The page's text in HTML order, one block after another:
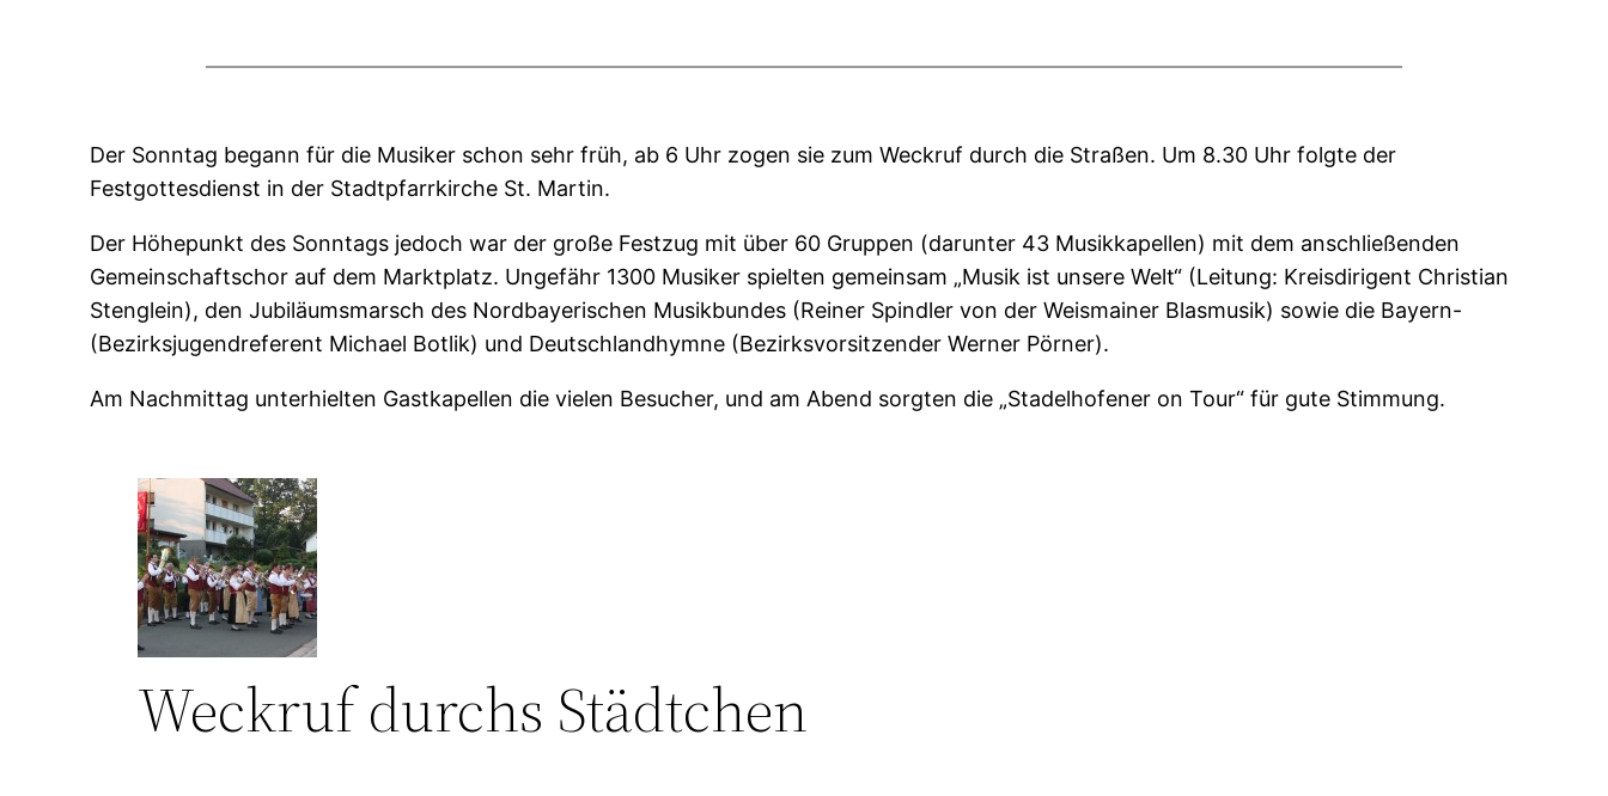
Der Sonntag begann für die Musiker schon sehr früh, ab 6 Uhr zogen sie zum Weckruf durch die Straßen. Um 8.30 Uhr folgte der
Festgottesdienst in der Stadtpfarrkirche St. Martin.
Der Höhepunkt des Sonntags jedoch war der große Festzug mit über 60 Gruppen (darunter 43 Musikkapellen) mit dem anschließenden
Gemeinschaftschor auf dem Marktplatz. Ungefähr 1300 Musiker spielten gemeinsam „Musik ist unsere Welt“ (Leitung: Kreisdirigent Christian
Stenglein), den Jubiläumsmarsch des Nordbayerischen Musikbundes (Reiner Spindler von der Weismainer Blasmusik) sowie die Bayern-
(Bezirksjugendreferent Michael Botlik) und Deutschlandhymne (Bezirksvorsitzender Werner Pörner).
Am Nachmittag unterhielten Gastkapellen die vielen Besucher, und am Abend sorgten die „Stadelhofener on Tour“ für gute Stimmung.
Weckruf durchs Städtchen